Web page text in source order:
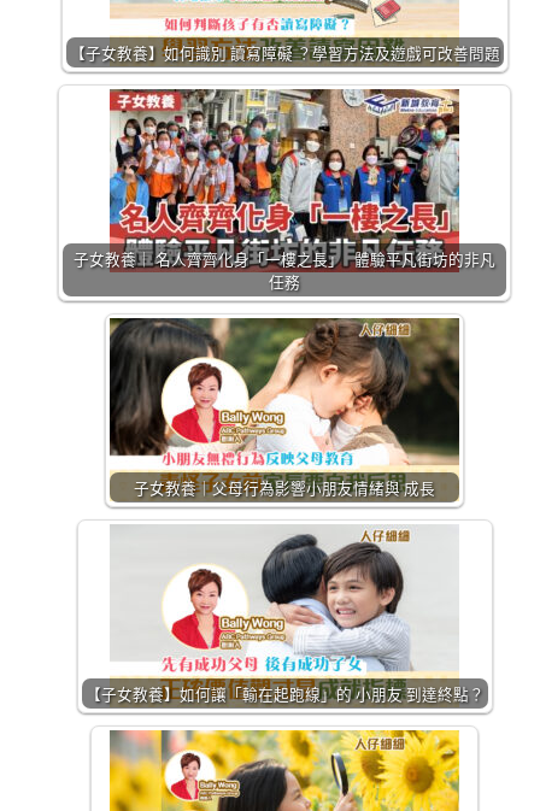
【子女教養】如何識別 讀寫障礙 ？學習方法及遊戲可改善問題
子女教養｜ 名人齊齊化身「一樓之長」 體驗平凡街坊的非凡
任務
子女教養｜父母行為影響小朋友情緒與 成長
【子女教養】如何讓「輸在起跑線」的 小朋友 到達終點？